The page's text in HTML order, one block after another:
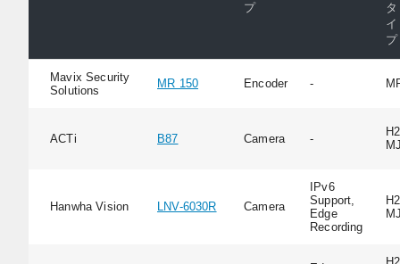
プ
タ
イ
プ
Mavix Security
Solutions
MR 150 Encoder -
ACTi B87 Camera -
Hanwha Vision LNV-6030R Camera
IPv6
Support,
Edge
Recording